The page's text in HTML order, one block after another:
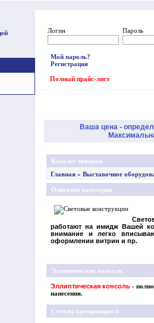
Логин Пароль
Мой пароль?
Регистрация
Полный прайс-лист
Ваша цена -
Каталог товаров
Главная » Выставочное
Описание категории
работают на имидж Вашей
внимание и легко
оформлении витрин и пр.
Эллиптические консоли
Эллиптическая консоль -
нанесения.
Стеллы вращающиеся